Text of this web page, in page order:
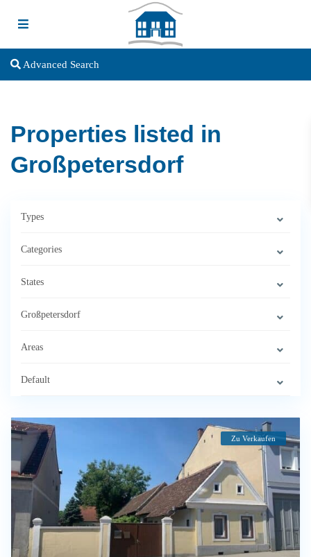
Advanced Search
Properties listed in
Großpetersdorf
Types
Categories
States
Großpetersdorf
Areas
Default
Zu Verkaufen